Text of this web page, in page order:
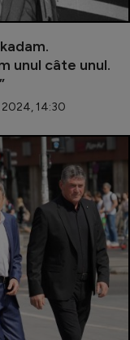
unul câte unul.
14:30